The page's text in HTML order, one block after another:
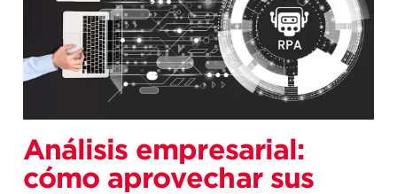
Análisis empresarial:
cómo aprovechar sus